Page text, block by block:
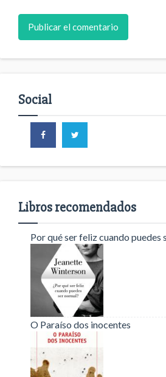
Social
Libros recomendados
Por qué ser feliz cuando puedes
O Paraíso dos inocentes